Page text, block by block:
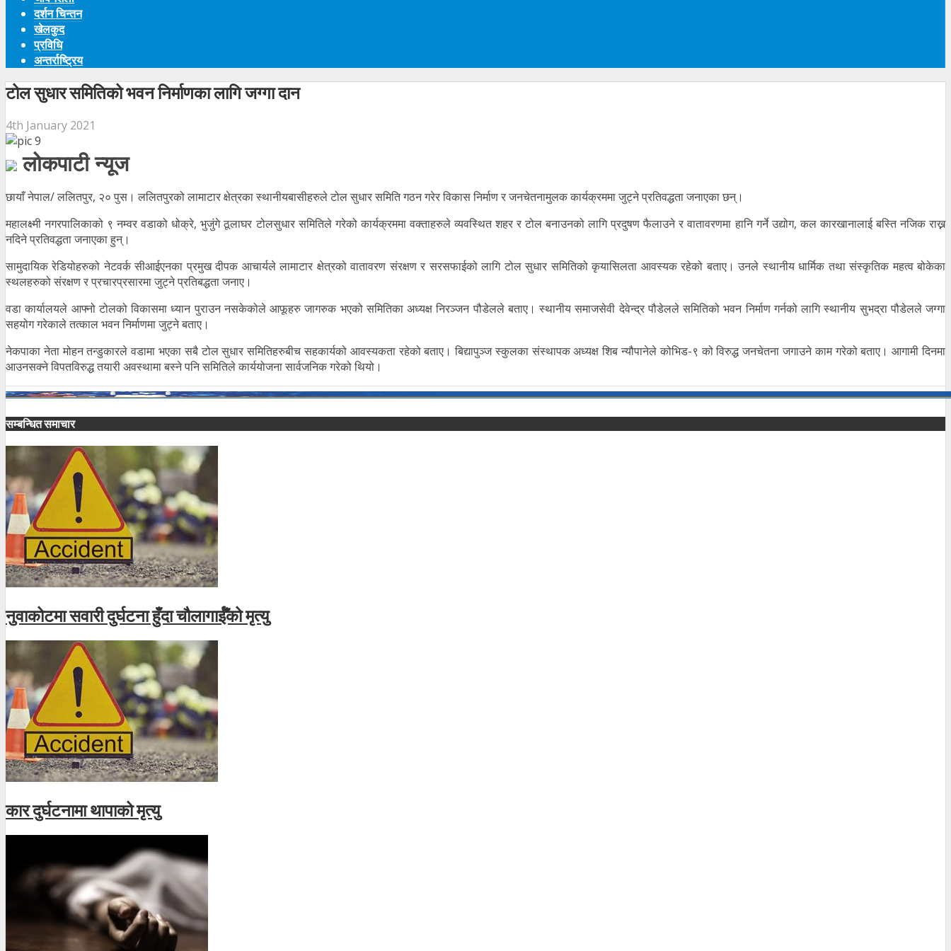
दर्शन चिन्तन
खेलकुद
प्रविधि
अन्तर्राष्ट्रिय
टोल सुधार समितिको भवन निर्माणका लागि जग्गा दान
4th January 2021
लोकपाटी न्यूज
छायाँ नेपाल/ ललितपुर, २० पुस। ललितपुरको लामाटार क्षेत्रका स्थानीयबासीहरुले टोल सुधार समिति गठन गरेर विकास निर्माण र जनचेतनामुलक कार्यक्रममा जुट्ने प्रतिवद्धता जनाएका छन्।
महालक्ष्मी नगरपालिकाको ९ नम्वर वडाको धोक्रे, भुजुंगे ठूलाघर टोलसुधार समितिले गरेको कार्यक्रममा वक्ताहरुले व्यवस्थित शहर र टोल बनाउनको लागि प्रदुषण फैलाउने र वातावरणमा हानि गर्ने उद्योग, कल कारखानालाई बस्ति नजिक राख्न
नदिने प्रतिवद्धता जनाएका हुन्।
सामुदायिक रेडियोहरुको नेटवर्क सीआईएनका प्रमुख दीपक आचार्यले लामाटार क्षेत्रको वातावरण संरक्षण र सरसफाईको लागि टोल सुधार समितिको कृयासिलता आवस्यक रहेको बताए। उनले स्थानीय धार्मिक तथा संस्कृतिक महत्व बोकेका
स्थलहरुको संरक्षण र प्रचारप्रसारमा जुट्ने प्रतिबद्धता जनाए।
वडा कार्यालयले आफ्नो टोलको विकासमा ध्यान पुराउन नसकेकोले आफूहरु जागरुक भएको समितिका अध्यक्ष निरञ्जन पौडेलले बताए। स्थानीय समाजसेवी देवेन्द्र पौडेलले समितिको भवन निर्माण गर्नको लागि स्थानीय सुभद्रा पौडेलले जग्गा
सहयोग गरेकाले तत्काल भवन निर्माणमा जुट्ने बताए।
नेकपाका नेता मोहन तन्डुकारले वडामा भएका सबै टोल सुधार समितिहरुबीच सहकार्यको आवस्यकता रहेको बताए। बिद्यापुञ्ज स्कुलका संस्थापक अध्यक्ष शिब न्यौपानेले कोभिड-९ को विरुद्ध जनचेतना जगाउने काम गरेको बताए। आगामी दिनमा
आउनसक्ने विपतविरुद्ध तयारी अवस्थामा बस्ने पनि समितिले कार्ययोजना सार्वजनिक गरेको थियो।
सम्बन्धित समाचार
नुवाकोटमा सवारी दुर्घटना हुँदा चौलागाईँको मृत्यु
कार दुर्घटनामा थापाको मृत्यु